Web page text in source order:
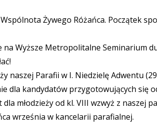
Żywego Różańca. Początek
Wyższe Metropolitalne Seminarium
naszej Parafii w I. Niedzielę Adwentu
dla kandydatów przygotowujących się
młodzieży od kl. VIII wzwyż z naszej
września w kancelarii parafialnej.